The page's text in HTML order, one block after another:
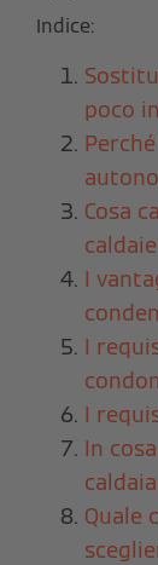
Indice:
poco
Cosa
caldaie
I
I
I
In
caldaia
Quale